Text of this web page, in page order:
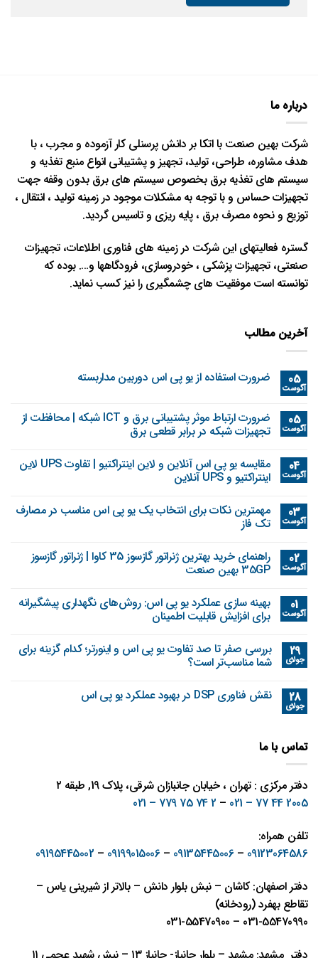
درباره ما
شرکت بهین صنعت با اتکا بر دانش پرسنلی کار آزموده و مجرب ، با
هدف مشاوره، طراحی، تولید، تجهیز و پشتیبانی انواع منبع تغذیه و
سیستم های تغذیه برق بخصوص سیستم های برق بدون وقفه جهت
تجهیزات حساس و با توجه به مشکلات موجود در زمینه تولید ، انتقال ،
توزیع و نحوه مصرف برق ، پایه ریزی و تاسیس گردید.
گستره فعالیتهای این شرکت در زمینه های فناوری اطلاعات، تجهیزات
صنعتی، تجهیزات پزشکی ، خودروسازی، فرودگاهها و…. بوده که
توانسته است موفقیت های چشمگیری را نیز کسب نماید.
آخرین مطالب
05
آگوست
ضرورت استفاده از یو پی اس دوربین مداربسته
05
آگوست
ضرورت ارتباط موثر پشتیبانی برق و ICT شبکه | محافظت از
تجهیزات شبکه در برابر قطعی برق
04
آگوست
مقایسه یو پی اس آنلاین و لاین اینتراکتیو | تفاوت UPS لاین
اینتراکتیو و UPS آنلاین
03
آگوست
مهمترین نکات برای انتخاب یک یو پی اس مناسب در مصارف
تک فاز
02
آگوست
راهنمای خرید بهترین ژنراتور گازسوز 35 کاوا | ژنراتور گازسوز
35GP بهین صنعت
01
آگوست
بهینه‌ سازی عملکرد یو پی اس: روش‌های نگهداری پیشگیرانه
برای افزایش قابلیت اطمینان
29
جولای
بررسی صفر تا صد تفاوت یو پی اس و اینورتر؛ کدام گزینه برای
شما مناسب‌تر است؟
28
جولای
نقش فناوری DSP در بهبود عملکرد یو پی اس
تماس با ما
دفتر مرکزی : تهران ، خیابان جانبازان شرقی، پلاک 19, طبقه ۲
2005 44 77 – 021
–
2 74 75 779 – 021
تلفن همراه:
09123064586
–
09135445006
–
09199015006
–
09195445002
دفتر اصفهان: کاشان – نبش بلوار دانش – بالاتر از شیرینی یاس –
تقاطع بهفرد (رودخانه)
031-55470990 – 031-55470900